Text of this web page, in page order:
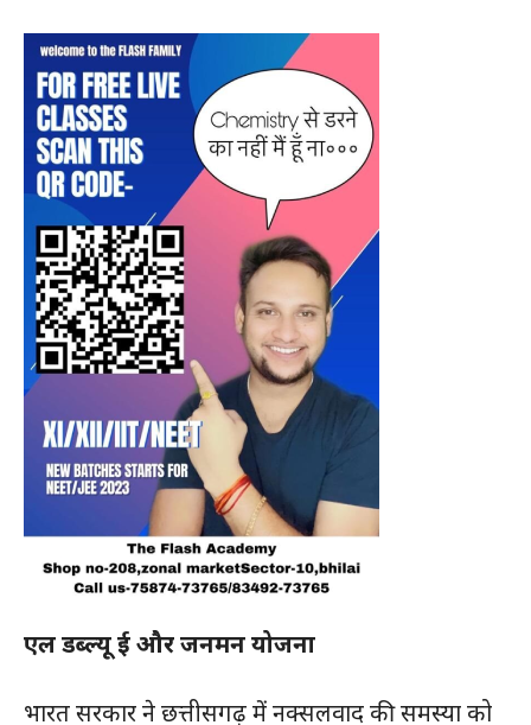
हमसे जुड़े
एल डब्ल्यू ई और जनमन योजना
भारत सरकार ने छत्तीसगढ़ में नक्सलवाद की समस्या को